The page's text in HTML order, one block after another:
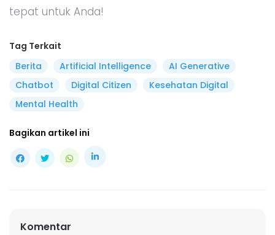
tepat untuk Anda!
Tag Terkait
Berita
Artificial Intelligence
AI Generative
Chatbot
Digital Citizen
Kesehatan Digital
Mental Health
Bagikan artikel ini
Komentar